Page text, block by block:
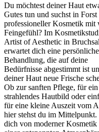
Du möchtest deiner Haut
Gutes tun und suchst in Forst
professioneller Kosmetik mit
Feingefühl? Im
Artist of Aesthetic in Bruchsal
erwartet dich eine persönliche
Behandlung, die auf deine
Bedürfnisse abgestimmt ist
deiner Haut neue Frische
Ob zur sanften Pflege, für ein
strahlendes Hautbild oder
für eine kleine Auszeit vom
hier stehst du im Mittelpunkt.
dich von moderner Kosmetik